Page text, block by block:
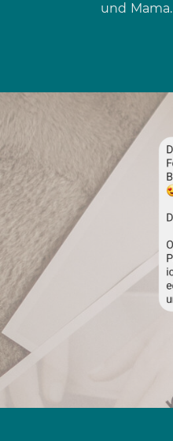
und Mama.